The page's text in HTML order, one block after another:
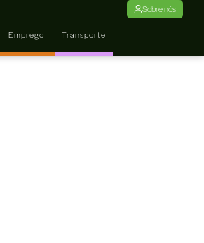
Emprego Transporte
Sobre nós